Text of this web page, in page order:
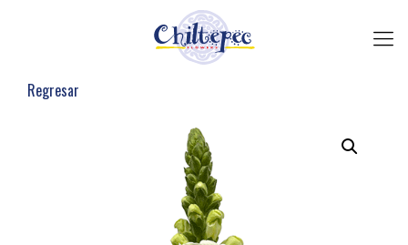
Regresar